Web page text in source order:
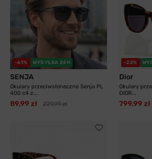
-61% WYSYŁKA 24H
SENJA
Okulary przeciwsłoneczne Senja PL
400 c4 z...
89,99 zł 229,99 zł
-22%
Dior
Okulary
DIOR...
799,99 zł